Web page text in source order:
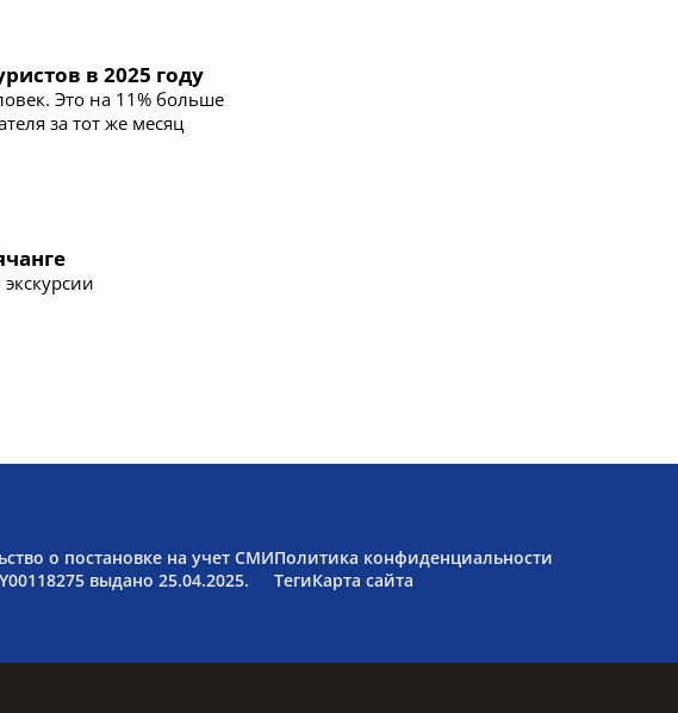
в 2025 году
Это на 11% больше
за тот же месяц
о постановке на учет СМИ
выдано 25.04.2025.
Политика конфиденциальности
ТегиКарта сайта